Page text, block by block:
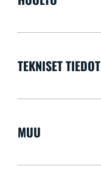
TEKNISET TIEDOT
MUU